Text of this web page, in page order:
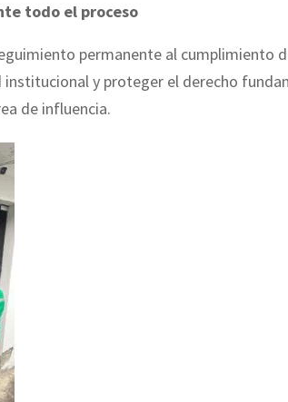
todo el proceso
permanente al cumplimiento
y proteger el derecho
de influencia.